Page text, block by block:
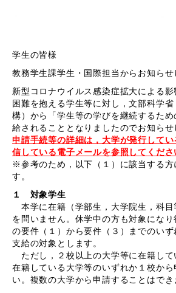
学生の皆様
教務学生課学生・国際担当からお知らせ
新型コロナウイルス感染症拡大による
困難を抱える学生等に対し，文部科学
構）から「学生等の学びを継続するた
給されることとなりましたのでお知らせ
申請手続等の詳細は，大学が発行して
信している電子メールを参照してくださ
※参考のため，以下（１）に該当する方
す。
１ 対象学生
本学に在籍（学部生，大学院生，科目
を問いません。休学中の方も対象にな
の要件（１）から要件（３）までのい
支給の対象とします。
ただし，２校以上の大学等に在籍して
在籍している大学等のいずれか１校から
い。複数の大学から申請することはでき